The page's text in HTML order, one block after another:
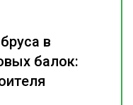
в
балок: